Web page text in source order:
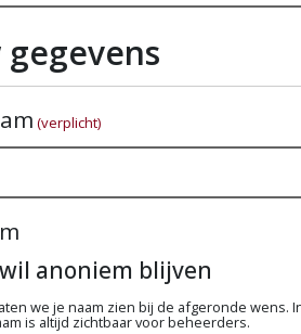
gegevens
(verplicht)
wil anoniem blijven
we je naam zien bij de afgeronde wens.
is altijd zichtbaar voor beheerders.